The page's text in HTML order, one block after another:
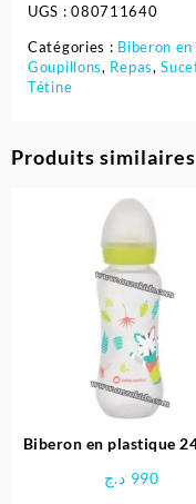
UGS :080711640
Catégories : Biberon
Goupillons, Repas,
Tétine
Produits similaires
Biberon en plastique
990 د.ج